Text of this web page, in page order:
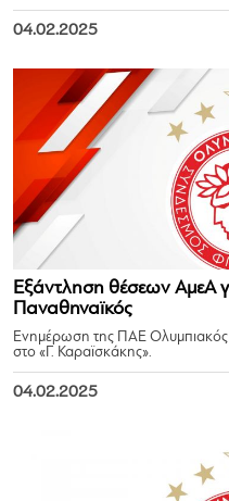
04.02.2025
Εξάντληση θέσεων ΑμεΑ
Παναθηναϊκός
Ενημέρωση της ΠΑΕ Ολυμπιακός
στο «Γ. Καραϊσκάκης».
04.02.2025